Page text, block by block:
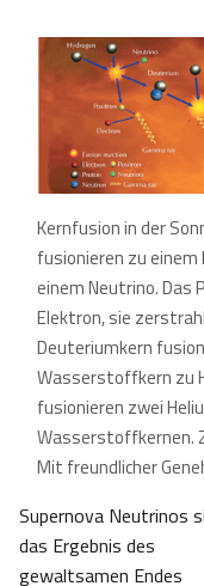
Kernfusion in der
fusionieren zu
einem Neutrino. Das
Elektron, sie
Deuteriumkern
Wasserstoffkern zu
fusionieren zwei
Wasserstoffkernen.
Mit freundlicher
Supernova Neutrinos
das Ergebnis des
gewaltsamen Endes